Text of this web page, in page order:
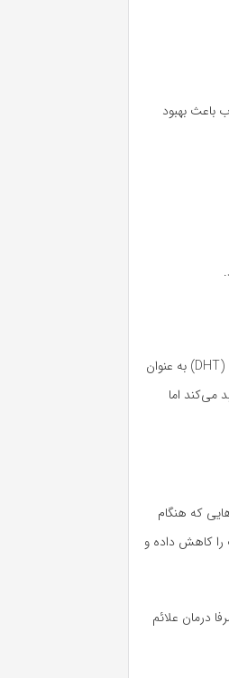
بهبود
برخی محققان یکی از علت‌های ریزش مو با الگوی مردانه را تنش پوست سر می‌دانند. البته این نظریه با نظریه حساسیت به هورمون مردانۀ دی هیدروتستوسترون (DHT) به عنوان
می‌کند اما
که هنگام
کاهش داده و
درمان علائم